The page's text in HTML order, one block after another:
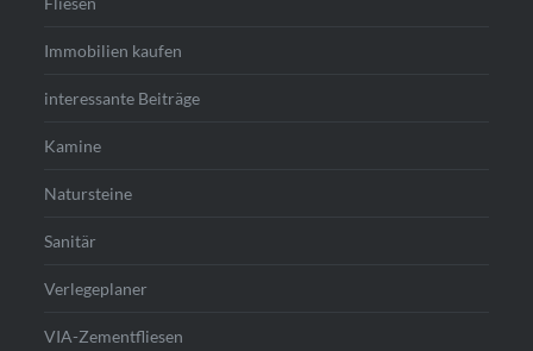
Immobilien kaufen
interessante Beiträge
Kamine
Natursteine
Sanitär
Verlegeplaner
VIA-Zementfliesen